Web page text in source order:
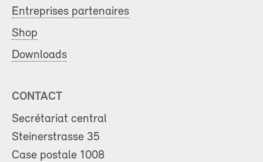
Entreprises partenaires
Shop
Downloads
CONTACT
Secrétariat central
Steinerstrasse 35
Case postale 1008